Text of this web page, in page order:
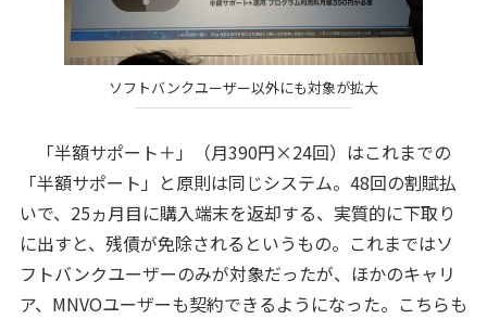
ソフトバンクユーザー以外にも対象が拡大
「半額サポート＋」（月390円×24回）はこれまでの
「半額サポート」と原則は同じシステム。48回の割賦払
いで、25ヵ月目に購入端末を返却する、実質的に下取り
に出すと、残債が免除されるというもの。これまではソ
フトバンクユーザーのみが対象だったが、ほかのキャリ
ア、MNVOユーザーも契約できるようになった。こちらも